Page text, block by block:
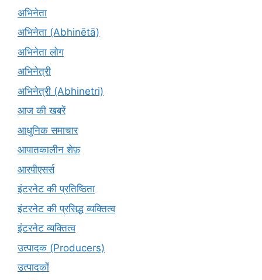
अभिनेता
अभिनेता (Abhinētā)
अभिनेता लोग
अभिनेत्री
अभिनेत्री (Abhinetri)
आज की खबरें
आधुनिक समाचार
आपातकालीन शेफ़
आरपीएसर्स
इंटरनेट की प्रतिष्ठिता
इंटरनेट की प्रसिद्ध व्यक्तित्व
इंटरनेट व्यक्तित्व
उत्पादक (Producers)
उत्पादकों